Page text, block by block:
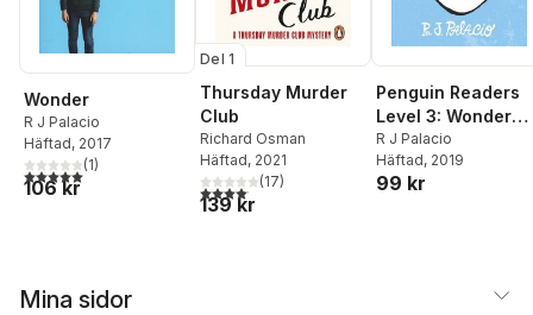
Wonder
R J Palacio
Häftad, 2017
5,0utav 5 stjärnor. Totalt antal röster:
(1)
106 kr
Del 1
Thursday Murder
Club
Richard Osman
Häftad, 2021
4,1utav 5 stjärnor. Totalt antal röster:
(17)
139 kr
Penguin Readers
Level 3: Wonder
(ELT Graded
Reader)
R J Palacio
Häftad, 2019
99 kr
Mina sidor